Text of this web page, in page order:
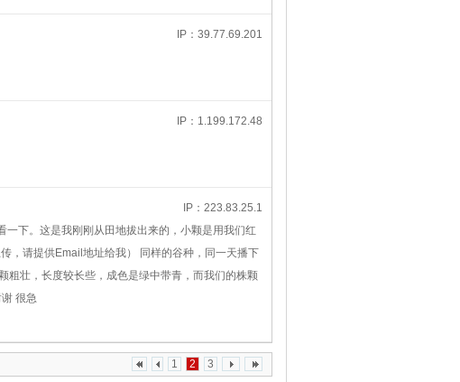
IP：39.77.69.201
IP：1.199.172.48
IP：223.83.25.1
下。这是我刚刚从田地拔出来的，小颗是用我们红
，请提供Email地址给我） 同样的谷种，同一天播下
粗壮，长度较长些，成色是绿中带青，而我们的株颗
很急
1 2 3